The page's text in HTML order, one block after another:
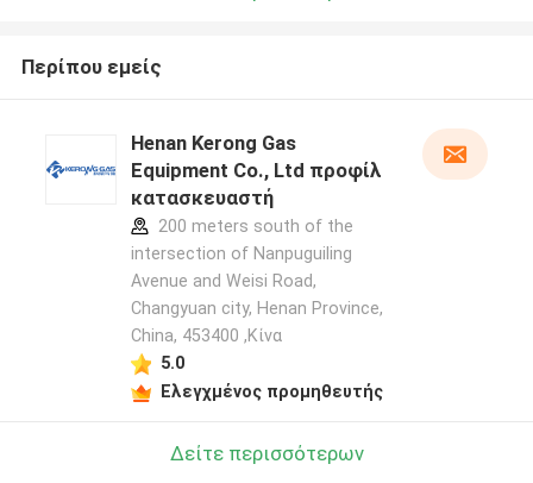
Περίπου εμείς
Henan Kerong Gas
Equipment Co., Ltd προφίλ
κατασκευαστή
200 meters south of the
intersection of Nanpuguiling
Avenue and Weisi Road,
Changyuan city, Henan Province,
China, 453400 ,Κίνα
5.0
Ελεγχμένος προμηθευτής
Δείτε περισσότερων